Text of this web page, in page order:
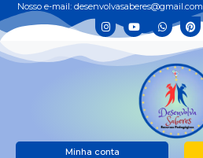
Nosso e-mail: desenvolvasaberes@gmail.com
Minha conta